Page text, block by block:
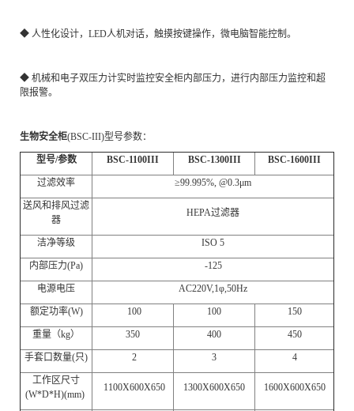
◆ 人性化设计，LED人机对话，触摸按键操作，微电脑智能控制。
◆ 机械和电子双压力计实时监控安全柜内部压力，进行内部压力监控和超
限报警。
生物安全柜(BSC-III)型号参数：
型号/参数 BSC-1100III BSC-1300III BSC-1600III
过滤效率 ≥99.995%, @0.3μm
送风和排风过滤
器
HEPA过滤器
洁净等级 ISO 5
内部压力(Pa) -125
电源电压 AC220V,1φ,50Hz
额定功率(W) 100 100 150
重量（kg） 350 400 450
手套口数量(只) 2 3 4
工作区尺寸
(W*D*H)(mm)
1100X600X650 1300X600X650 1600X600X650